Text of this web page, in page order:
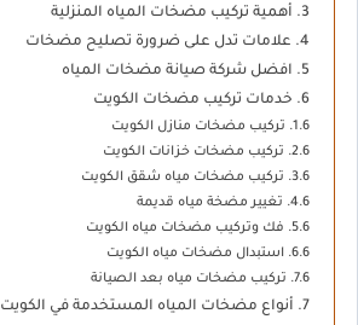
أهمية تركيب مضخات المياه المنزلية
علامات تدل على ضرورة تصليح مضخات
افضل شركة صيانة مضخات المياه
خدمات تركيب مضخات الكويت
تركيب مضخات منازل الكويت
تركيب مضخات خزانات الكويت
تركيب مضخات مياه شقق الكويت
تغيير مضخة مياه قديمة
فك وتركيب مضخات مياه الكويت
استبدال مضخات مياه الكويت
تركيب مضخات مياه بعد الصيانة
أنواع مضخات المياه المستخدمة في الكويت